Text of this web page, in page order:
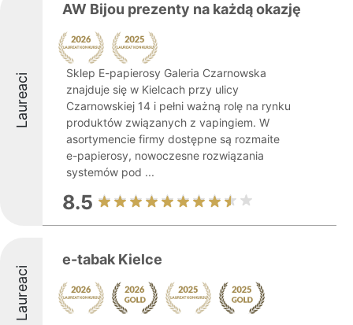
Laureaci
AW Bijou prezenty na każdą okazję
Sklep E-papierosy Galeria Czarnowska
znajduje się w Kielcach przy ulicy
Czarnowskiej 14 i pełni ważną rolę na rynku
produktów związanych z vapingiem. W
asortymencie firmy dostępne są rozmaite
e-papierosy, nowoczesne rozwiązania
systemów pod ...
8.5
Laureaci
e-tabak Kielce